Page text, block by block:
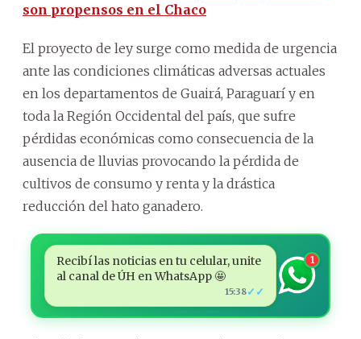
son propensos en el Chaco
El proyecto de ley surge como medida de urgencia
ante las condiciones climáticas adversas actuales
en los departamentos de Guairá, Paraguarí y en
toda la Región Occidental del país, que sufre
pérdidas económicas como consecuencia de la
ausencia de lluvias provocando la pérdida de
cultivos de consumo y renta y la drástica
reducción del hato ganadero.
Recibí las noticias en tu celular, unite
al canal de ÚH en WhatsApp 🤩
15:38✓✓
1